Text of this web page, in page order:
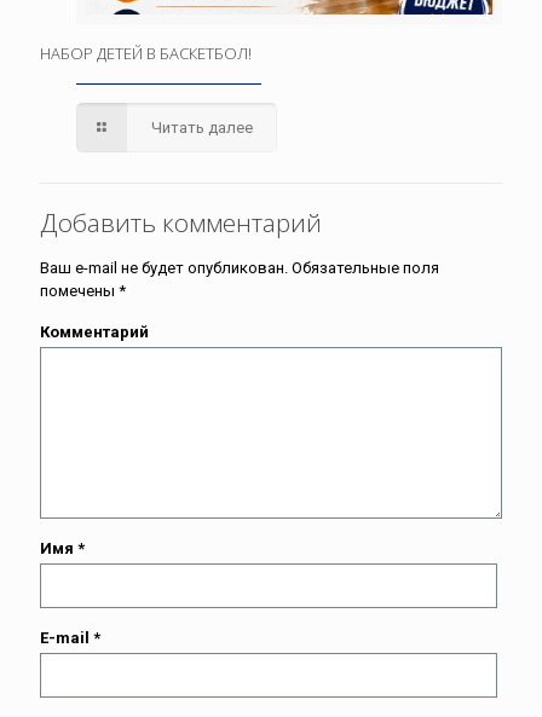
НАБОР ДЕТЕЙ В БАСКЕТБОЛ!
Читать далее
Добавить комментарий
Ваш e-mail не будет опубликован. Обязательные поля
помечены *
Комментарий
Имя *
E-mail *